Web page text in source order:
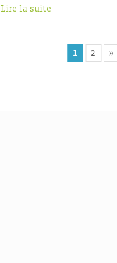
Lire la suite
1 2 »